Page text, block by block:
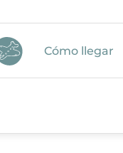
Cómo llegar